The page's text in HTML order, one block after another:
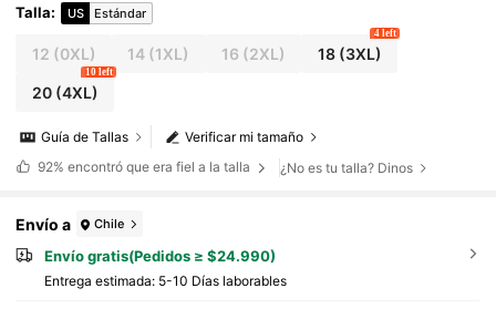
Talla: US Estándar
12 (0XL) 14 (1XL) 16 (2XL) 18(3XL)
4 left
20(4XL)
10 left
Verificar mi tamaño
Guía de Tallas
92% encontró que era fiel a la talla ¿No es tu talla? Dinos
Envío a Chile
Envío gratis(Pedidos ≥ $24.990)
Entrega estimada: 5-10 Días laborables